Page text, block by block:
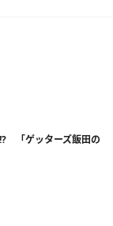
「ゲッターズ飯田の